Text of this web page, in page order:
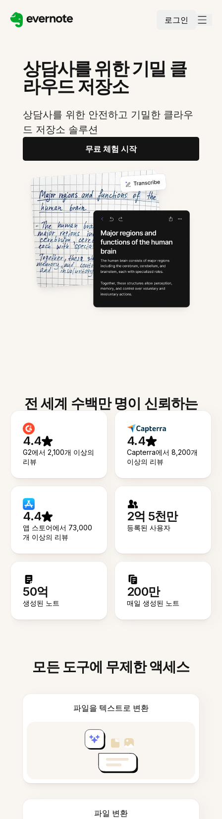
로그인
상담사를 위한 기밀 클
라우드 저장소
상담사를 위한 안전하고 기밀한 클라우
드 저장소 솔루션
무료 체험 시작
전 세계 수백만 명이 신뢰하는
4.4
G2에서 2,100개 이상의
리뷰
4.4
Capterra에서 8,200개
이상의 리뷰
4.4
앱 스토어에서 73,000
개 이상의 리뷰
2억 5천만
등록된 사용자
50억
생성된 노트
200만
매일 생성된 노트
모든 도구에 무제한 액세스
파일을 텍스트로 변환
파일 변환